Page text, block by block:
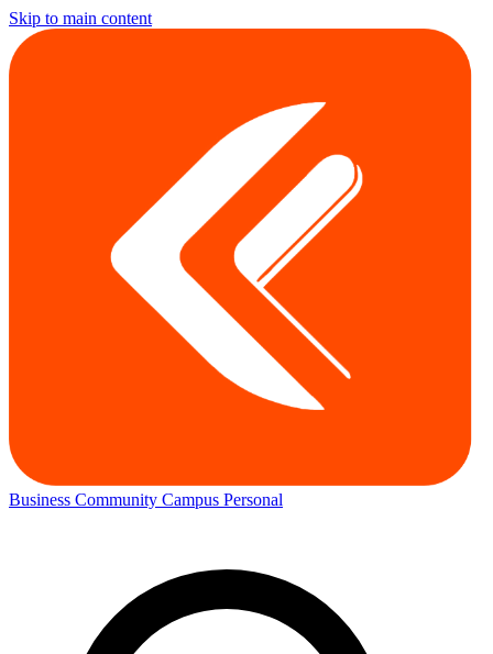
Skip to main content
Business Community Campus Personal